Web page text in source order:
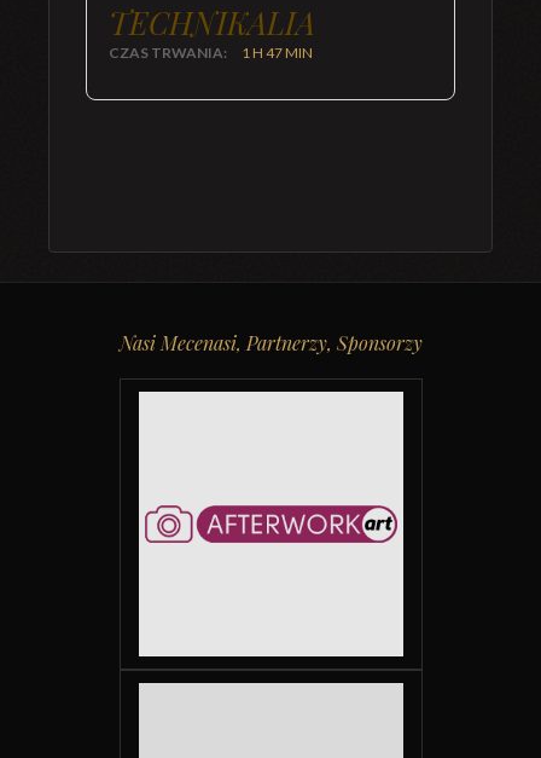
TECHNIKALIA
CZAS TRWANIA: 1 H 47 MIN
Nasi Mecenasi, Partnerzy, Sponsorzy